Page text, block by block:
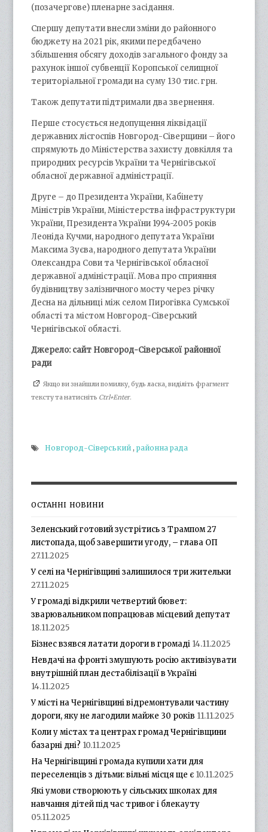
(позачергове) пленарне засідання.
Спершу депутати внесли зміни до районного
бюджету на 2021 рік, якими передбачено
збільшення обсягу доходів загального фонду за
рахунок іншої субвенції Коропської селищної
територіальної громади на суму 130 тис. грн.
Також депутати підтримали два звернення.
Перше стосується недопущення ліквідації
державних лісгоспів Новгород-Сіверщини – його
спрямують до Міністерства захисту довкілля та
природних ресурсів України та Чернігівської
обласної державної адміністрації.
Друге – до Президента України, Кабінету
Міністрів України, Міністерства інфраструктури
України, Президента України 1994-2005 років
Леоніда Кучми, народного депутата України
Максима Зуєва, народного депутата України
Олександра Сови та Чернігівської обласної
державної адміністрації. Мова про сприяння
будівництву залізничного мосту через річку
Десна на дільниці між селом Пирогівка Сумської
області та містом Новгород-Сіверський
Чернігівської області.
Джерело: сайт Новгород-Сіверської районної
ради
Якщо ви знайшли помилку, будь ласка, виділіть фрагмент
тексту та натисніть Ctrl+Enter.
Новгород-Сіверський ,районна рада
ОСТАННІ НОВИНИ
Зеленський готовий зустрітись з Трампом 27
листопада, щоб завершити угоду, – глава ОП
27.11.2025
У селі на Чернігівщині залишилося три жительки
27.11.2025
У громаді відкрили четвертий бювет:
зварювальником попрацював місцевий депутат
18.11.2025
Бізнес взявся латати дороги в громаді 14.11.2025
Невдачі на фронті змушують росію активізувати
внутрішній план дестабілізації в Україні
14.11.2025
У місті на Чернігівщині відремонтували частину
дороги, яку не лагодили майже 30 років 11.11.2025
Коли у містах та центрах громад Чернігівщини
базарні дні? 10.11.2025
На Чернігівщині громада купили хати для
переселенців з дітьми: вільні місця ще є 10.11.2025
Які умови створюють у сільських школах для
навчання дітей під час тривог і блекауту
05.11.2025